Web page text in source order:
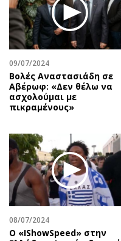
09/07/2024
Βολές Αναστασιάδη σε
Αβέρωφ: «Δεν θέλω να
ασχολούμαι με
πικραμένους»
08/07/2024
Ο «IShowSpeed» στην